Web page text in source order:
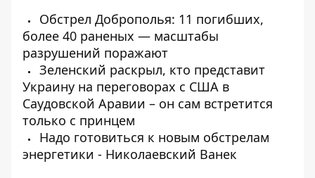
Обстрел Доброполья: 11 погибших,
более 40 раненых — масштабы
разрушений поражают
Зеленский раскрыл, кто представит
Украину на переговорах с США в
Саудовской Аравии – он сам встретится
только с принцем
Надо готовиться к новым обстрелам
энергетики - Николаевский Ванек